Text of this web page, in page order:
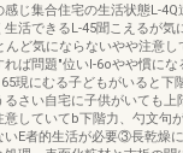
感じ集合住宅の生活状態L-
生活できるL-45聞こえるが気
んど気にならないやや注意
れば問題"位いl-6οやや慣にな
現にむる子どもがいると下
るさい自宅に子供がいても上
意していてb下階力、勺文句
いE者的生活が必要③長乾燥